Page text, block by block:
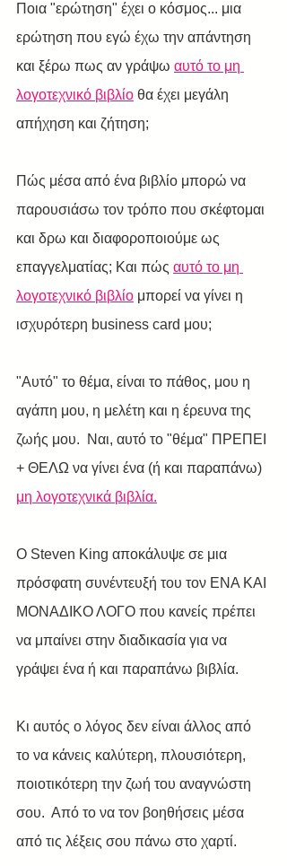
Ποια "ερώτηση" έχει ο κόσμος... μια
ερώτηση που εγώ έχω την απάντηση
και ξέρω πως αν γράψω αυτό το μη
λογοτεχνικό βιβλίο θα έχει μεγάλη
απήχηση και ζήτηση;
Πώς μέσα από ένα βιβλίο μπορώ να
παρουσιάσω τον τρόπο που σκέφτομαι
και δρω και διαφοροποιούμε ως
επαγγελματίας; Και πώς αυτό το μη
λογοτεχνικό βιβλίο μπορεί να γίνει η
ισχυρότερη business card μου;
"Αυτό" το θέμα, είναι το πάθος, μου η
αγάπη μου, η μελέτη και η έρευνα της
ζωής μου.  Ναι, αυτό το "θέμα" ΠΡΕΠΕΙ
+ ΘΕΛΩ να γίνει ένα (ή και παραπάνω)
μη λογοτεχνικά βιβλία.
Ο Steven King αποκάλυψε σε μια
πρόσφατη συνέντευξή του τον ΕΝΑ ΚΑΙ
ΜΟΝΑΔΙΚΟ ΛΟΓΟ που κανείς πρέπει
να μπαίνει στην διαδικασία για να
γράψει ένα ή και παραπάνω βιβλία.
Κι αυτός ο λόγος δεν είναι άλλος από
το να κάνεις καλύτερη, πλουσιότερη,
ποιοτικότερη την ζωή του αναγνώστη
σου.  Από το να τον βοηθήσεις μέσα
από τις λέξεις σου πάνω στο χαρτί.